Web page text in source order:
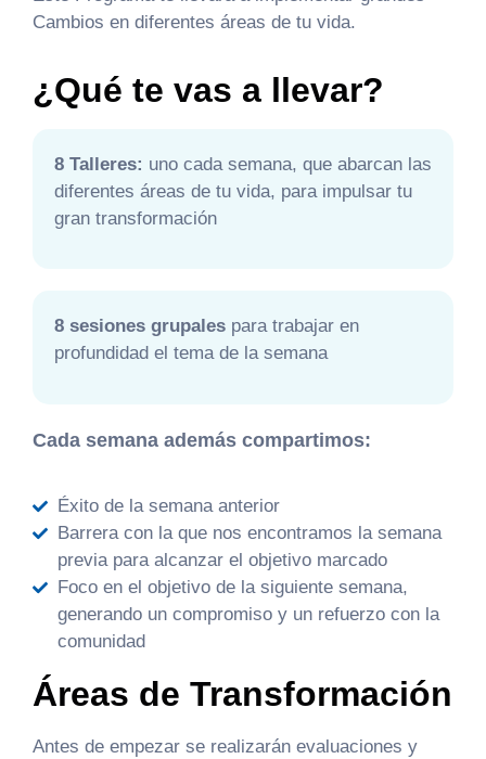
Cambios en diferentes áreas de tu vida.
¿Qué te vas a llevar?
8 Talleres: uno cada semana, que abarcan las
diferentes áreas de tu vida, para impulsar tu
gran transformación
8 sesiones grupales para trabajar en
profundidad el tema de la semana
Cada semana además compartimos:
Éxito de la semana anterior
Barrera con la que nos encontramos la semana
previa para alcanzar el objetivo marcado
Foco en el objetivo de la siguiente semana,
generando un compromiso y un refuerzo con la
comunidad
Áreas de Transformación
Antes de empezar se realizarán evaluaciones y